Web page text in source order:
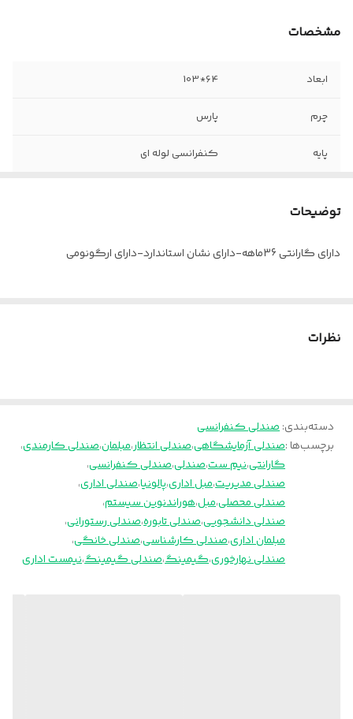
مشخصات
ابعاد 64*103
چرم پارس
پایه کنفرانسی لوله ای
توضیحات
دارای گارانتی 36ماهه-دارای نشان استاندارد-دارای ارگونومی
نظرات
دسته‌بندی:صندلی کنفرانسی
برچسب‌ها :صندلی آزمایشگاهی،صندلی انتظار،مبلمان،صندلی کارمندی،
گارانتی،نیم ست،صندلی،صندلی کنفرانسی،
صندلی مدیریت،مبل اداری،پالونیا،صندلی اداری،
صندلی محصلی،مبل،هوراندنوین سیستم،
صندلی دانشجویی،صندلی تابوره،صندلی رستورانی،
مبلمان اداری،صندلی کارشناسی،صندلی خانگی،
صندلی نهارخوری،گیمینگ،صندلی گیمینگ،نیمست اداری